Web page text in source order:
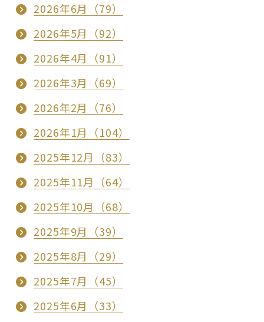
2026年6月（79）
2026年5月（92）
2026年4月（91）
2026年3月（69）
2026年2月（76）
2026年1月（104）
2025年12月（83）
2025年11月（64）
2025年10月（68）
2025年9月（39）
2025年8月（29）
2025年7月（45）
2025年6月（33）